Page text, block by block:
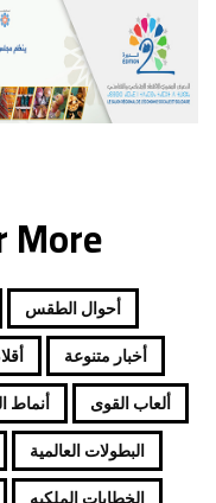
أحوال الطقس
أخبار متنوعة
ألعاب القوى أنماط
البطولات العالمية
الخطابات الملكيه